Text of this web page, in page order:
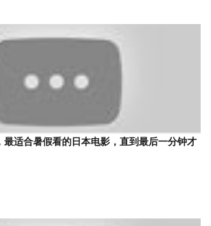
最适合暑假看的日本电影，直到最后一分钟才